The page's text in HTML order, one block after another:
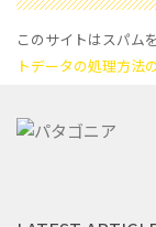
このサイトはスパム
トデータの処理方法